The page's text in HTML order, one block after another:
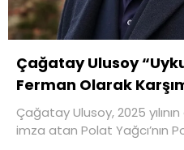
Çağatay Ulusoy
Ferman Olarak
Çağatay Ulusoy, 2025
imza atan Polat Yağcı’nın